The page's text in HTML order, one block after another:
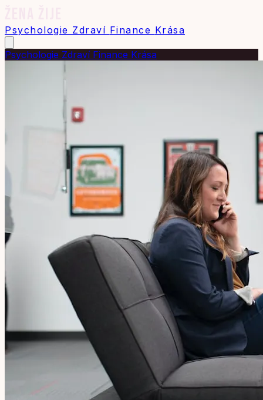
Psychologie Zdraví Finance Krása
Psychologie Zdraví Finance Krása